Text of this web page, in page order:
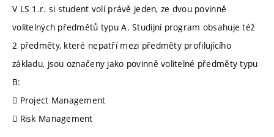
V LS 1.r. si student volí právě jeden, ze dvou povinně
volitelných předmětů typu A. Studijní program obsahuje též
2 předměty, které nepatří mezi předměty profilujícího
základu, jsou označeny jako povinně volitelné předměty typu
B:
 Project Management
 Risk Management